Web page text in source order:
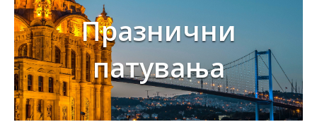
Празнични
патувања